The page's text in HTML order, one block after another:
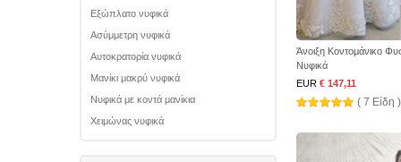
Εξώπλατο νυφικά
Ασύμμετρη νυφικά
Αυτοκρατορία νυφικά
Μανίκι μακρύ νυφικά
Νυφικά με κοντά μανίκια
Χειμώνας νυφικά
Άνοιξη Κοντομάνικο
Νυφικά
EUR € 147,11
( 7 Είδη )